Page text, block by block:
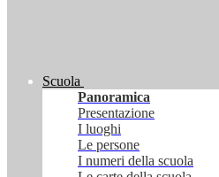
Scuola
Panoramica
Presentazione
I luoghi
Le persone
I numeri della scuola